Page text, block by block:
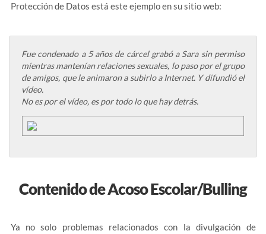
Protección de Datos está este ejemplo en su sitio web:
Fue condenado a 5 años de cárcel grabó a Sara sin permiso
mientras mantenían relaciones sexuales, lo paso por el grupo
de amigos, que le animaron a subirlo a Internet. Y difundió el
vídeo.
No es por el vídeo, es por todo lo que hay detrás.
Contenido de Acoso Escolar/Bulling
Ya no solo problemas relacionados con la divulgación de